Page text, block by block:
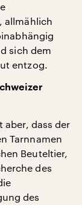
allmählich
sich dem
entzog.
aber, dass der
Tarnnamen
Beuteltier,
des
des